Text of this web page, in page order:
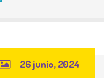
26 junio, 2024